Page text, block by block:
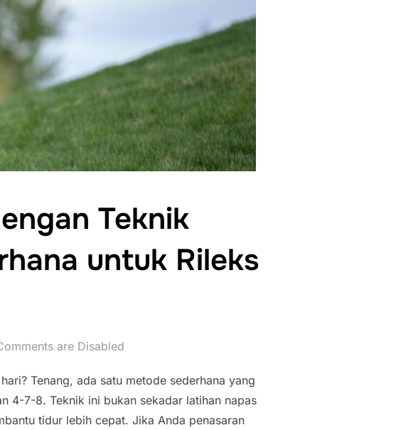
Teknik
untuk Rileks
are Disabled
Tenang, ada satu metode sederhana yang
4-7-8. Teknik ini bukan sekadar latihan napas
tidur lebih cepat. Jika Anda penasaran